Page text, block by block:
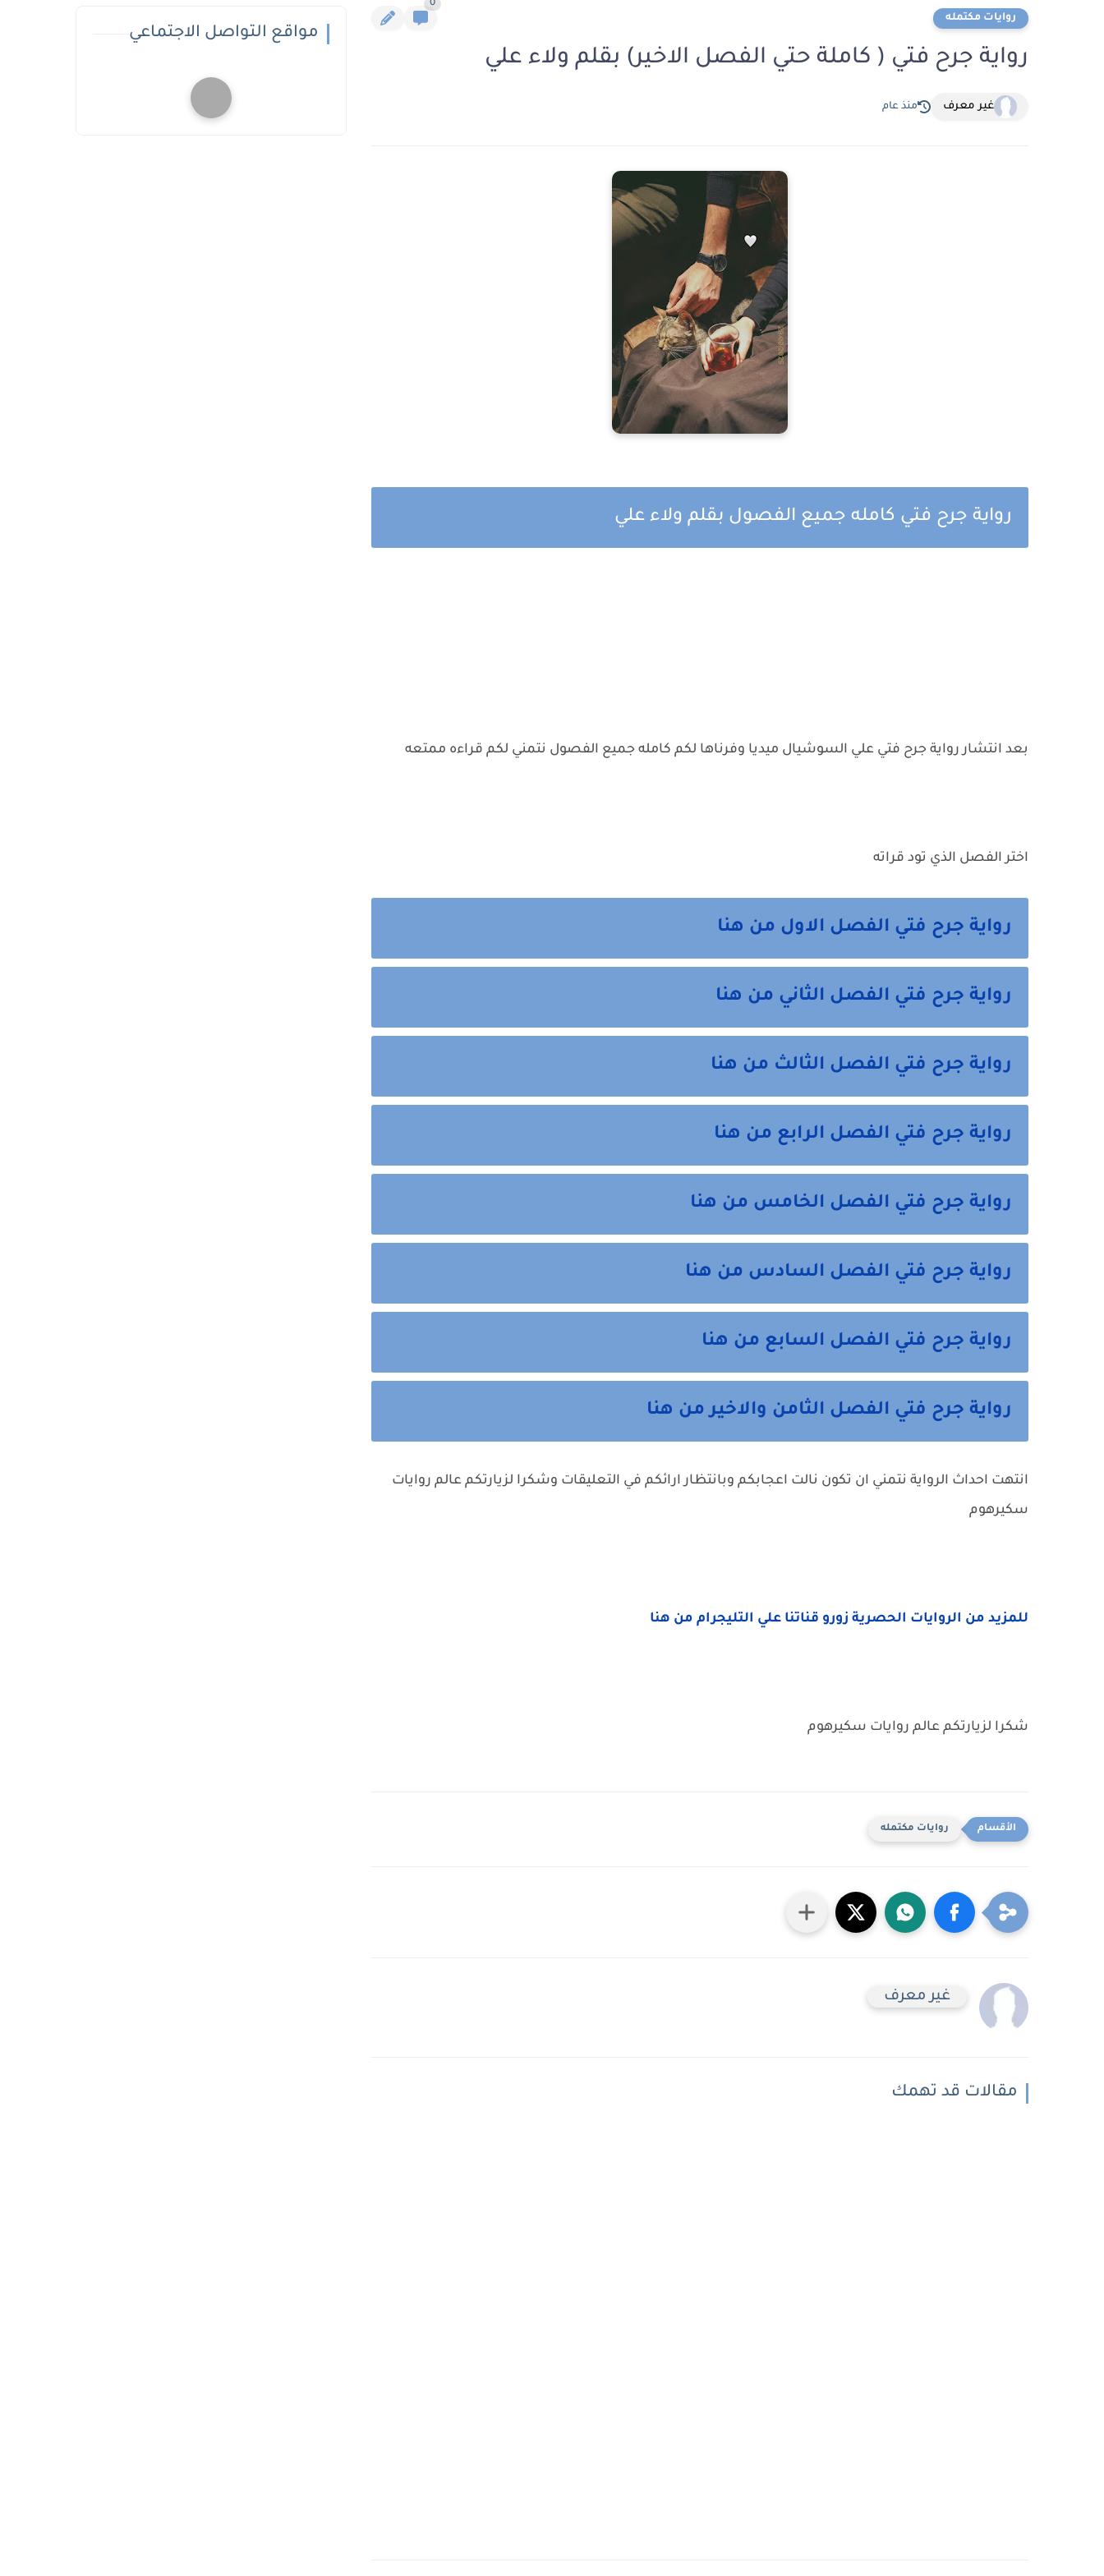
روايات مكتمله
0
رواية جرح فتي ( كاملة حتي الفصل الاخير) بقلم ولاء علي
غير معرف منذ عام
رواية جرح فتي كامله جميع الفصول بقلم ولاء علي
بعد انتشار رواية جرح فتي علي السوشيال ميديا وفرناها لكم كامله جميع الفصول نتمني لكم قراءه ممتعه
اختر الفصل الذي تود قراته
رواية جرح فتي الفصل الاول من هنا
رواية جرح فتي الفصل الثاني من هنا
رواية جرح فتي الفصل الثالث من هنا
رواية جرح فتي الفصل الرابع من هنا
رواية جرح فتي الفصل الخامس من هنا
رواية جرح فتي الفصل السادس من هنا
رواية جرح فتي الفصل السابع من هنا
رواية جرح فتي الفصل الثامن والاخير من هنا
انتهت احداث الرواية نتمني ان تكون نالت اعجابكم وبانتظار ارائكم في التعليقات وشكرا لزيارتكم عالم روايات
سكيرهوم
للمزيد من الروايات الحصرية زورو قناتنا علي التليجرام من هنا
شكرا لزيارتكم عالم روايات سكيرهوم
روايات مكتمله
غير معرف
مقالات قد تهمك
مواقع التواصل الاجتماعي